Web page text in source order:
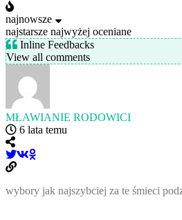
najnowsze
najstarsze najwyżej oceniane
Inline Feedbacks
View all comments
MŁAWIANIE RODOWICI
6 lata temu
wybory jak najszybciej za te śmieci